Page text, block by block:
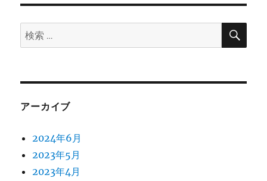
の
ペ
ジ
り
検
索:
検
アーカイブ
2024年6月
2023年5月
2023年4月